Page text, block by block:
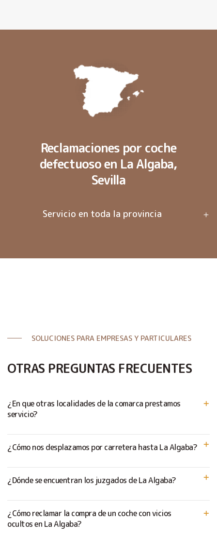
Reclamaciones por coche
defectuoso en La Algaba,
Sevilla
Servicio en toda la provincia
SOLUCIONES PARA EMPRESAS Y PARTICULARES
OTRAS PREGUNTAS FRECUENTES
¿En que otras localidades de la comarca prestamos
servicio?
¿Cómo nos desplazamos por carretera hasta La Algaba?
¿Dónde se encuentran los juzgados de La Algaba?
¿Cómo reclamar la compra de un coche con vicios
ocultos en La Algaba?